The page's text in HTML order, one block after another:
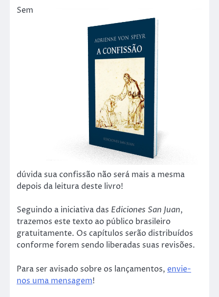
Sem
dúvida sua confissão não será mais a mesma
depois da leitura deste livro!
Seguindo a iniciativa das Ediciones San Juan,
trazemos este texto ao público brasileiro
gratuitamente. Os capítulos serão distribuídos
conforme forem sendo liberadas suas revisões.
Para ser avisado sobre os lançamentos, envie-
nos uma mensagem!